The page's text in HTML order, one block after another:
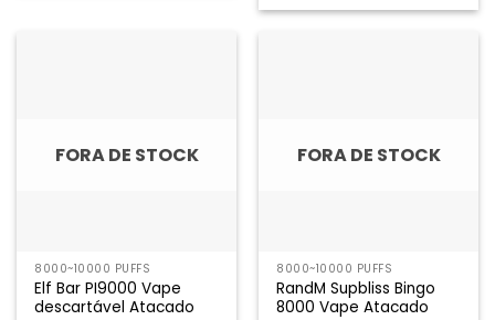
5
FORA DE STOCK
8000~10000 PUFFS
Elf Bar PI9000 Vape
descartável Atacado
FORA DE STOCK
8000~10000 PUFFS
RandM Supbliss Bingo
8000 Vape Atacado